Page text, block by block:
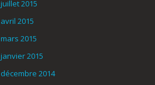
juillet 2015
avril 2015
mars 2015
janvier 2015
décembre 2014